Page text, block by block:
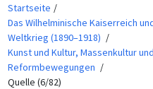
Startseite
Das Wilhelminische Kaiserreich
Weltkrieg (1890–1918)
Kunst und Kultur, Massenkultur und
Reformbewegungen
Quelle (6/82)